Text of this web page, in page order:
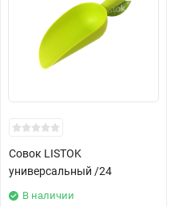
Совок LISTOK
универсальный /24
В наличии